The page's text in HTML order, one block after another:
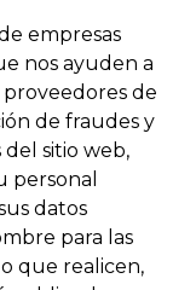
empresas
nos ayuden a
proveedores de
de fraudes y
sitio web,
personal
datos
para las
que realicen,